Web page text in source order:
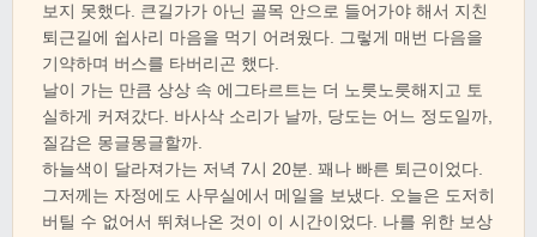
보지 못했다. 큰길가가 아닌 골목 안으로 들어가야 해서 지친
퇴근길에 쉽사리 마음을 먹기 어려웠다. 그렇게 매번 다음을
기약하며 버스를 타버리곤 했다.
날이 가는 만큼 상상 속 에그타르트는 더 노릇노릇해지고 토
실하게 커져갔다. 바사삭 소리가 날까, 당도는 어느 정도일까,
질감은 몽글몽글할까.
하늘색이 달라져가는 저녁 7시 20분. 꽤나 빠른 퇴근이었다.
그저께는 자정에도 사무실에서 메일을 보냈다. 오늘은 도저히
버틸 수 없어서 뛰쳐나온 것이 이 시간이었다. 나를 위한 보상